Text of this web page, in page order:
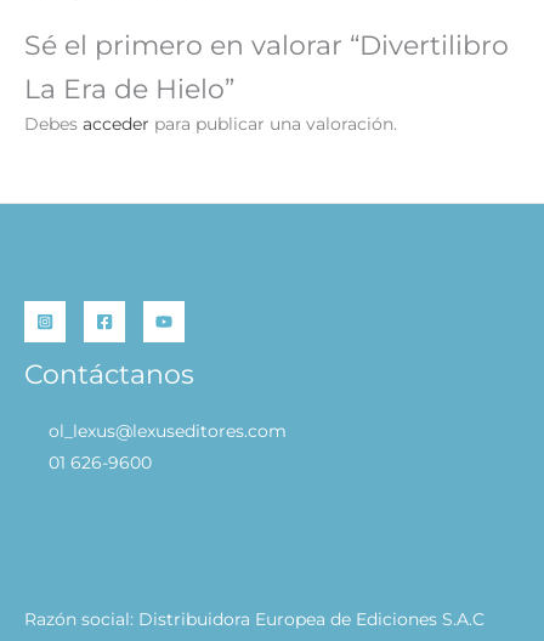
Sé el primero en valorar “Divertilibro
La Era de Hielo”
Debes acceder para publicar una valoración.
Contáctanos
ol_lexus@lexuseditores.com
01 626-9600
Razón social: Distribuidora Europea de Ediciones S.A.C